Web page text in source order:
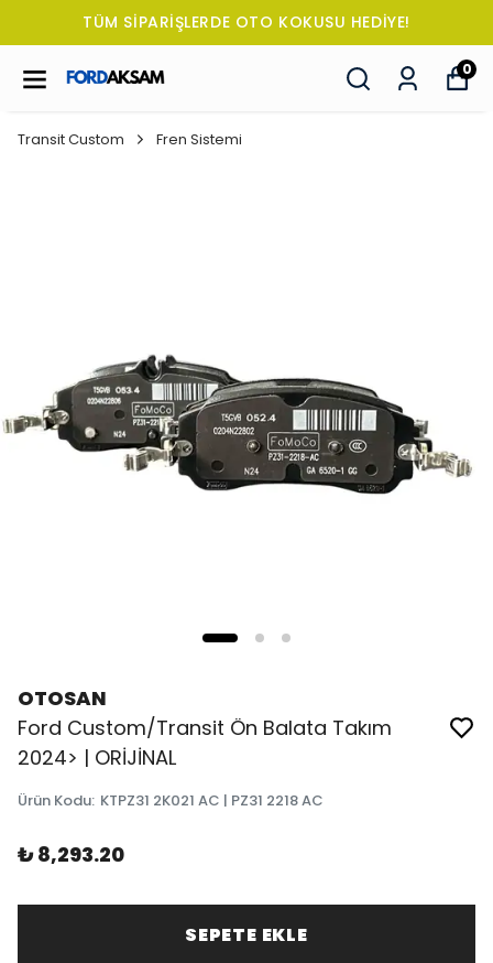
TÜM SİPARİŞLERDE OTO KOKUSU HEDİYE!
0
Transit Custom Fren Sistemi
OTOSAN
Ford Custom/Transit Ön Balata Takım
2024> | ORİJİNAL
Ürün Kodu: KTPZ31 2K021 AC | PZ31 2218 AC
₺ 8,293.20
SEPETE EKLE